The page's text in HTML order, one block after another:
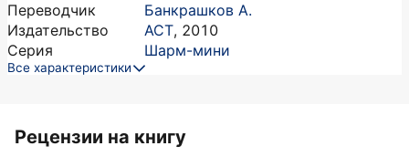
Переводчик
Банкрашков А.
Издательство
АСТ, 2010
Серия
Шарм-мини
Все характеристики
Рецензии на книгу